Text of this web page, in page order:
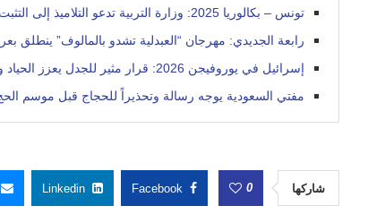
تونس – بكالوريا 2025: وزارة التربية تدعو التلاميذ إلى التثبت من معدلات المراقبة المستمرة
رابعة الجديدي: مهرجان “العبدلية تشدو بالمالوف” ينطلق
إسرائيل في يوروفيجن 2026: قرار مثير للجدل يعزز الحياد والشفافية
مفتي السعودية يوجه رسالة وتحذيراً للحجاج قبل موسم الحج
شاركها 0
Facebook
Linkedin